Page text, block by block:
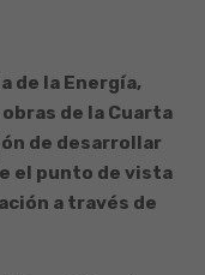
de la Energía,
de la Cuarta
de desarrollar
el punto de vista
a través de